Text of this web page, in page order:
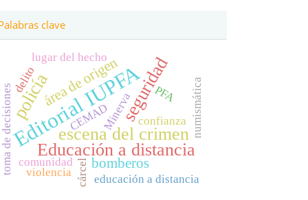
clave
Editorial IUPFA
Educación a distancia
escena del crimen
seguridad
policía
bomberos
área de origen
toma de decisiones cárcel
lugar del hecho
educación a distancia
Minerva PFA
confianza
CEMAD numismática
comunidad
delito
violencia